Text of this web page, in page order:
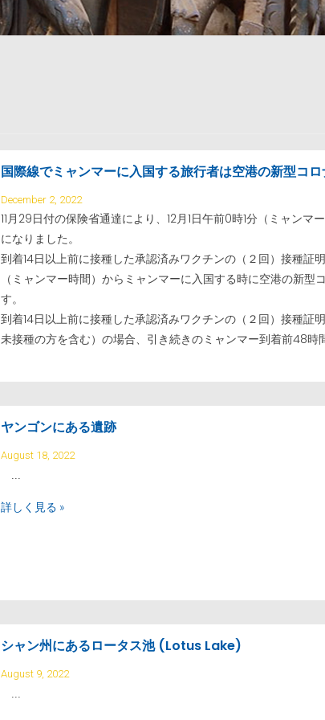
国際線でミャンマーに入国する旅行者は空港の新型コ
December 2, 2022
11月29日付の保険省通達により、12月1日午前0時1分（ミャン
になりました。
到着14日以上前に接種した承認済みワクチンの（２回）接種証
（ミャンマー時間）からミャンマーに入国する時に空港の新
す。
到着14日以上前に接種した承認済みワクチンの（２回）接種証
未接種の方を含む）の場合、引き続きのミャンマー到着前48時
ヤンゴンにある遺跡
August 18, 2022
...
詳しく見る »
シャン州にあるロータス池 (Lotus Lake)
August 9, 2022
...